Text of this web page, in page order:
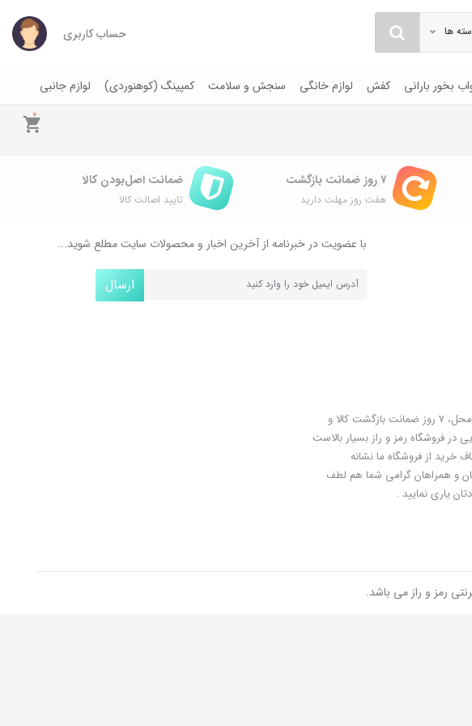
ها حساب کاربری
بخور بارانی کفش لوازم خانگی سنجش و سلامت کمپینگ (کوهنوردی) لوازم جانبی
0
۷ روز ضمانت بازگشت
هفت روز مهلت دارید
ضمانت اصل‌بودن کالا
تایید اصالت کالا
با عضویت در خبرنامه از آخرین اخبار و محصولات سایت مطلع شوید...
ارسال
فروشگاه رمز و راز به عنوان یکی از قدیمی‌ترین فروشگاه های اینترنتی با بیش از یک دهه تجربه، با پایبندی به سه اصل کلیدی، پرداخت در محل، 7 روز ضمانت بازگشت کالا و
در فروشگاه رمز و راز بسیار بالاست
خرید از فروشگاه ما نشانه
خواهیم کرد رضایت شما را به صورت 100% جلب نماییم .مشتریان و همراهان گرامی شما هم لطف
یاری نمایید .
رمز و راز می باشد.